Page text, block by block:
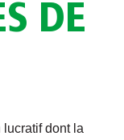
DE
dont la